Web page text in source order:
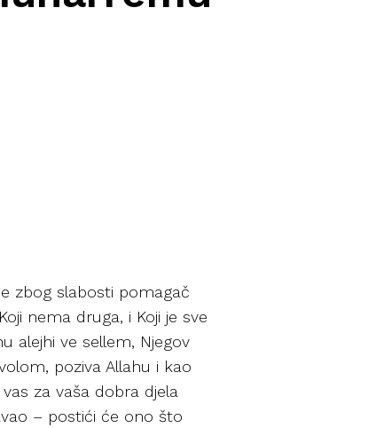
zbog slabosti pomagač
nema druga, i Koji je sve
alejhi ve sellem, Njegov
poziva Allahu i kao
za vaša dobra djela
– postići će ono što